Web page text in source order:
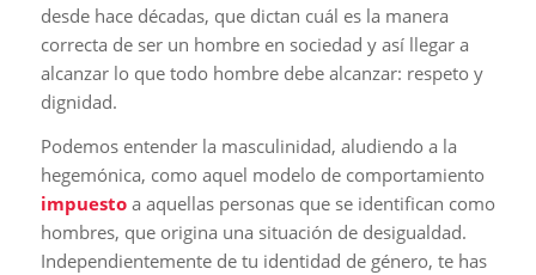
desde hace décadas, que dictan cuál es la manera
correcta de ser un hombre en sociedad y así llegar a
alcanzar lo que todo hombre debe alcanzar: respeto y
dignidad.
Podemos entender la masculinidad, aludiendo a la
hegemónica, como aquel modelo de comportamiento
impuestoa aquellas personas que se identifican como
hombres, que origina una situación de desigualdad.
Independientemente de tu identidad de género, te has